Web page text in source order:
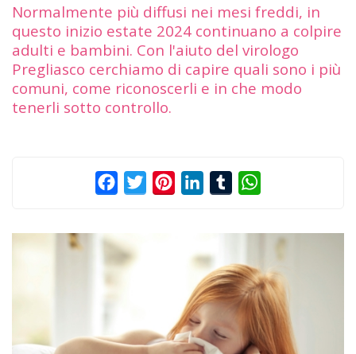
Normalmente più diffusi nei mesi freddi, in
questo inizio estate 2024 continuano a colpire
adulti e bambini. Con l'aiuto del virologo
Pregliasco cerchiamo di capire quali sono i più
comuni, come riconoscerli e in che modo
tenerli sotto controllo.
FacebookTwitterPinterestLinkedInTumblr